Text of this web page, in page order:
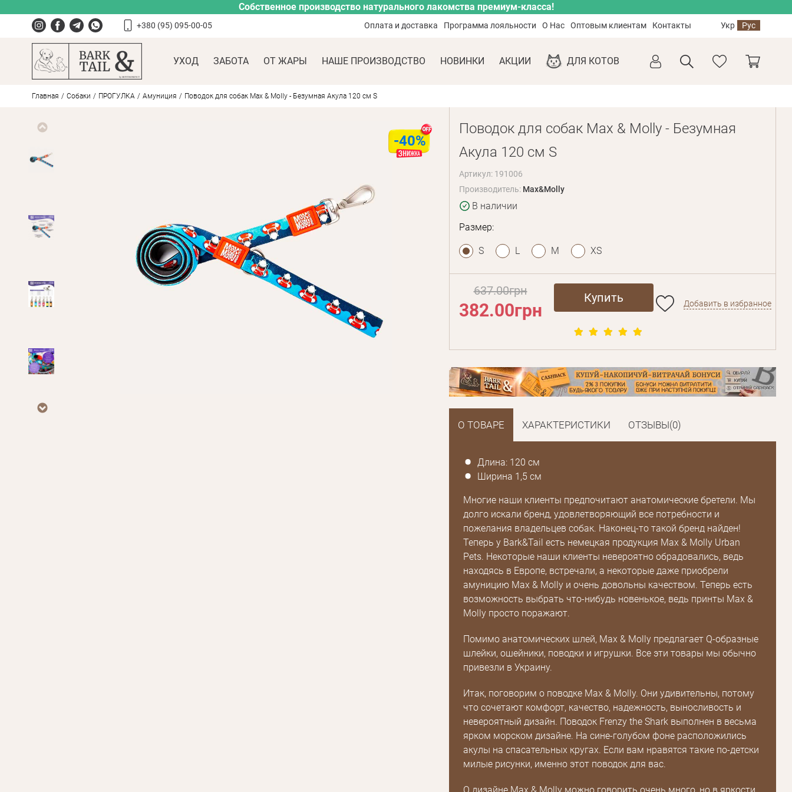
Собственное производство натурального лакомства премиум-класса!
+380 (95) 095-00-05 Оплата и доставка Программа лояльности О Нас Оптовым клиентам Контакты Укр Рус
УХОД ЗАБОТА ОТ ЖАРЫ НАШЕ ПРОИЗВОДСТВО НОВИНКИ АКЦИИ ДЛЯ КОТОВ
Главная Собаки ПРОГУЛКА Амуниция Поводок для собак Max & Molly - Безумная Акула 120 см S
-40%
Поводок для собак Max & Molly - Безумная
Акула 120 см S
Артикул: 191006
Производитель: Max&Molly
В наличии
Размер:
S L M XS
637.00грн
382.00грн
Купить Добавить в избранное
О ТОВАРЕ ХАРАКТЕРИСТИКИ ОТЗЫВЫ(0)
Длина: 120 см
Ширина 1,5 см
Многие наши клиенты предпочитают анатомические бретели. Мы
долго искали бренд, удовлетворяющий все потребности и
пожелания владельцев собак. Наконец-то такой бренд найден!
Теперь у Bark&Tail есть немецкая продукция Max & Molly Urban
Pets. Некоторые наши клиенты невероятно обрадовались, ведь
находясь в Европе, встречали, а некоторые даже приобрели
амуницию Max & Molly и очень довольны качеством. Теперь есть
возможность выбрать что-нибудь новенькое, ведь принты Max &
Molly просто поражают.
Помимо анатомических шлей, Max & Molly предлагает Q-образные
шлейки, ошейники, поводки и игрушки. Все эти товары мы обычно
привезли в Украину.
Итак, поговорим о поводке Max & Molly. Они удивительны, потому
что сочетают комфорт, качество, надежность, выносливость и
невероятный дизайн. Поводок Frenzy the Shark выполнен в весьма
ярком морском дизайне. На сине-голубом фоне расположились
акулы на спасательных кругах. Если вам нравятся такие по-детски
милые рисунки, именно этот поводок для вас.